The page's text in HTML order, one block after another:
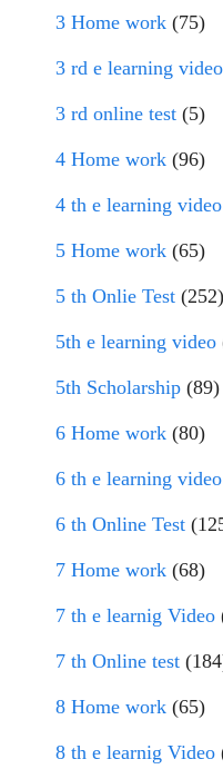
3 Home work (75)
3 rd e learning video
3 rd online test (5)
4 Home work (96)
4 th e learning video
5 Home work (65)
5 th Onlie Test (252)
5th e learning video
5th Scholarship (89)
6 Home work (80)
6 th e learning video
6 th Online Test
7 Home work (68)
7 th e learnig Video
7 th Online test
8 Home work (65)
8 th e learnig Video